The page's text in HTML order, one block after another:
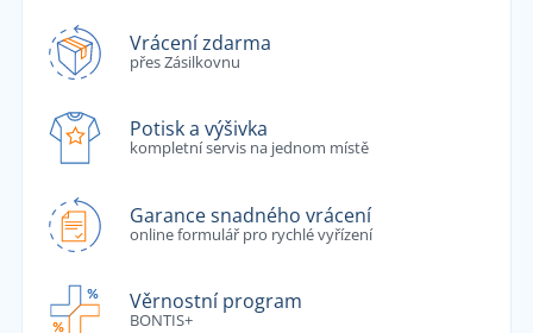
Vrácení zdarma
přes Zásilkovnu
Potisk a výšivka
kompletní servis na jednom místě
Garance snadného vrácení
online formulář pro rychlé vyřízení
Věrnostní program
BONTIS+